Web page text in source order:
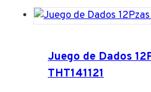
Juego de Dados
THT141121